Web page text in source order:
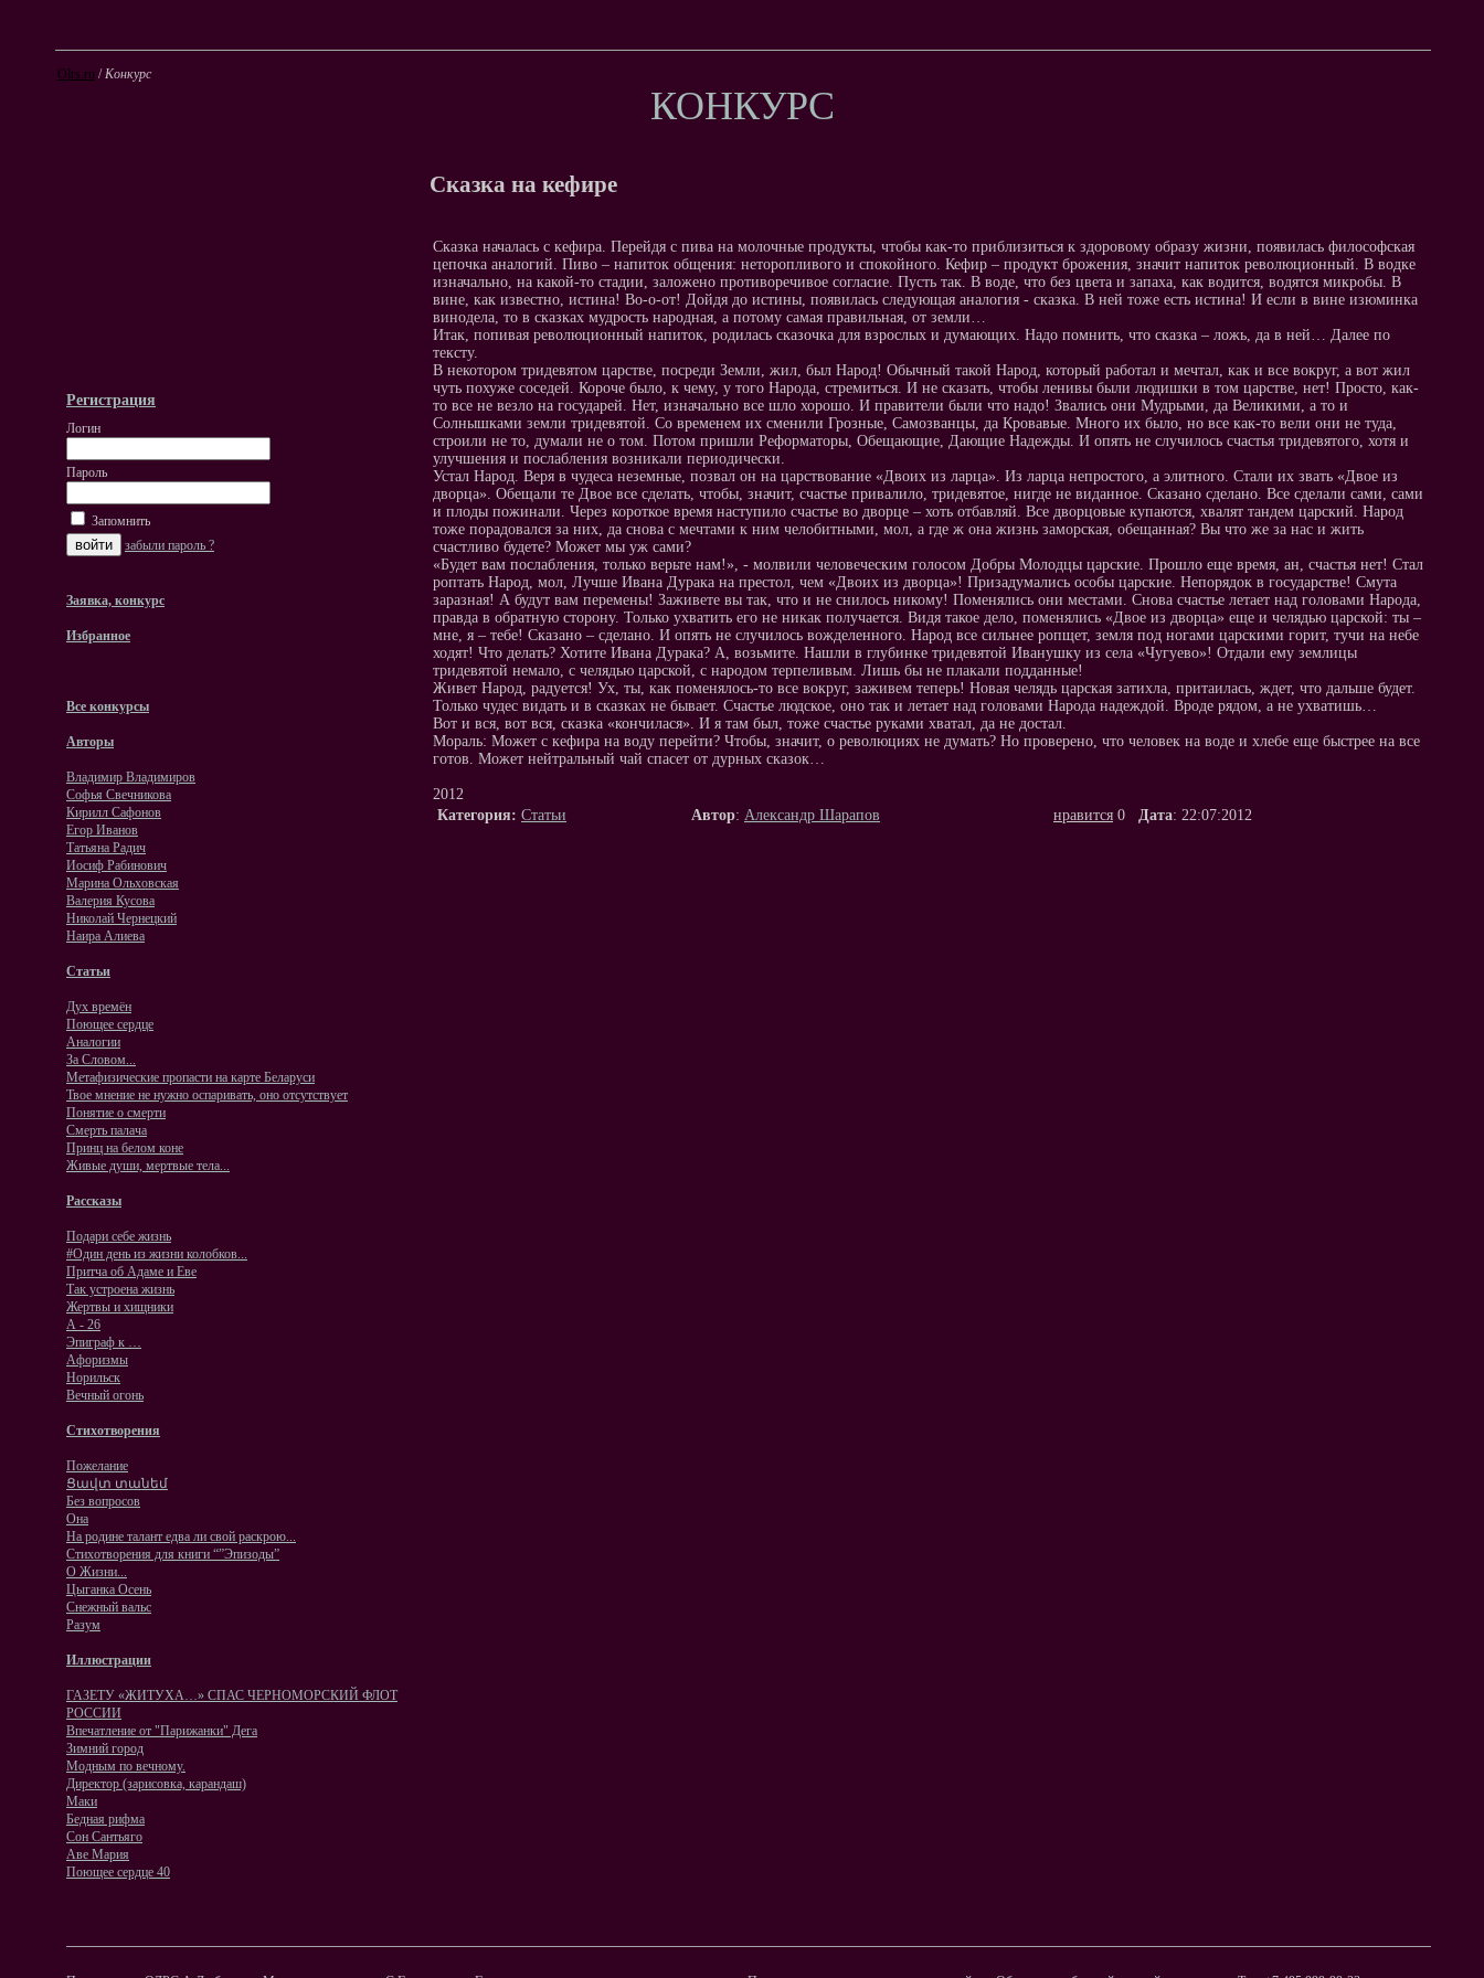
Olrs.ru /Конкурс
КОНКУРС
Регистрация
Логин
Пароль
Запомнить
забыли пароль ?
Заявка, конкурс
Избранное
Все конкурсы
Авторы
Владимир Владимиров
Софья Свечникова
Кирилл Сафонов
Егор Иванов
Татьяна Радич
Иосиф Рабинович
Марина Ольховская
Валерия Кусова
Николай Чернецкий
Наира Алиева
Статьи
Дух времён
Поющее сердце
Аналогии
За Словом...
Метафизические пропасти на карте Беларуси
Твое мнение не нужно оспаривать, оно отсутствует
Понятие о смерти
Смерть палача
Принц на белом коне
Живые души, мертвые тела...
Рассказы
Подари себе жизнь
#Один день из жизни колобков...
Притча об Адаме и Еве
Так устроена жизнь
Жертвы и хищники
А - 26
Эпиграф к …
Афоризмы
Норильск
Вечный огонь
Стихотворения
Пожелание
Ցավտ տանեմ
Без вопросов
Она
На родине талант едва ли свой раскрою...
Стихотворения для книги “”Эпизоды”
О Жизни...
Цыганка Осень
Снежный вальс
Разум
Иллюстрации
ГАЗЕТУ «ЖИТУХА…» СПАС ЧЕРНОМОРСКИЙ ФЛОТ
РОССИИ
Впечатление от "Парижанки" Дега
Зимний город
Модным по вечному.
Директор (зарисовка, карандаш)
Маки
Бедная рифма
Сон Сантьяго
Аве Мария
Поющее сердце 40
Сказка на кефире
Сказка началась с кефира. Перейдя с пива на молочные продукты, чтобы как-то приблизиться к здоровому образу жизни, появилась философская
цепочка аналогий. Пиво – напиток общения: неторопливого и спокойного. Кефир – продукт брожения, значит напиток революционный. В водке
изначально, на какой-то стадии, заложено противоречивое согласие. Пусть так. В воде, что без цвета и запаха, как водится, водятся микробы. В
вине, как известно, истина! Во-о-от! Дойдя до истины, появилась следующая аналогия - сказка. В ней тоже есть истина! И если в вине изюминка
винодела, то в сказках мудрость народная, а потому самая правильная, от земли…
Итак, попивая революционный напиток, родилась сказочка для взрослых и думающих. Надо помнить, что сказка – ложь, да в ней… Далее по
тексту.
В некотором тридевятом царстве, посреди Земли, жил, был Народ! Обычный такой Народ, который работал и мечтал, как и все вокруг, а вот жил
чуть похуже соседей. Короче было, к чему, у того Народа, стремиться. И не сказать, чтобы ленивы были людишки в том царстве, нет! Просто, как-
то все не везло на государей. Нет, изначально все шло хорошо. И правители были что надо! Звались они Мудрыми, да Великими, а то и
Солнышками земли тридевятой. Со временем их сменили Грозные, Самозванцы, да Кровавые. Много их было, но все как-то вели они не туда,
строили не то, думали не о том. Потом пришли Реформаторы, Обещающие, Дающие Надежды. И опять не случилось счастья тридевятого, хотя и
улучшения и послабления возникали периодически.
Устал Народ. Веря в чудеса неземные, позвал он на царствование «Двоих из ларца». Из ларца непростого, а элитного. Стали их звать «Двое из
дворца». Обещали те Двое все сделать, чтобы, значит, счастье привалило, тридевятое, нигде не виданное. Сказано сделано. Все сделали сами, сами
и плоды пожинали. Через короткое время наступило счастье во дворце – хоть отбавляй. Все дворцовые купаются, хвалят тандем царский. Народ
тоже порадовался за них, да снова с мечтами к ним челобитными, мол, а где ж она жизнь заморская, обещанная? Вы что же за нас и жить
счастливо будете? Может мы уж сами?
«Будет вам послабления, только верьте нам!», - молвили человеческим голосом Добры Молодцы царские. Прошло еще время, ан, счастья нет! Стал
роптать Народ, мол, Лучше Ивана Дурака на престол, чем «Двоих из дворца»! Призадумались особы царские. Непорядок в государстве! Смута
заразная! А будут вам перемены! Заживете вы так, что и не снилось никому! Поменялись они местами. Снова счастье летает над головами Народа,
правда в обратную сторону. Только ухватить его не никак получается. Видя такое дело, поменялись «Двое из дворца» еще и челядью царской: ты –
мне, я – тебе! Сказано – сделано. И опять не случилось вожделенного. Народ все сильнее ропщет, земля под ногами царскими горит, тучи на небе
ходят! Что делать? Хотите Ивана Дурака? А, возьмите. Нашли в глубинке тридевятой Иванушку из села «Чугуево»! Отдали ему землицы
тридевятой немало, с челядью царской, с народом терпеливым. Лишь бы не плакали подданные!
Живет Народ, радуется! Ух, ты, как поменялось-то все вокруг, заживем теперь! Новая челядь царская затихла, притаилась, ждет, что дальше будет.
Только чудес видать и в сказках не бывает. Счастье людское, оно так и летает над головами Народа надеждой. Вроде рядом, а не ухватишь…
Вот и вся, вот вся, сказка «кончилася». И я там был, тоже счастье руками хватал, да не достал.
Мораль: Может с кефира на воду перейти? Чтобы, значит, о революциях не думать? Но проверено, что человек на воде и хлебе еще быстрее на все
готов. Может нейтральный чай спасет от дурных сказок…
2012
Категория: Статьи Автор: Александр Шарапов нравится 0 Дата: 22:07:2012